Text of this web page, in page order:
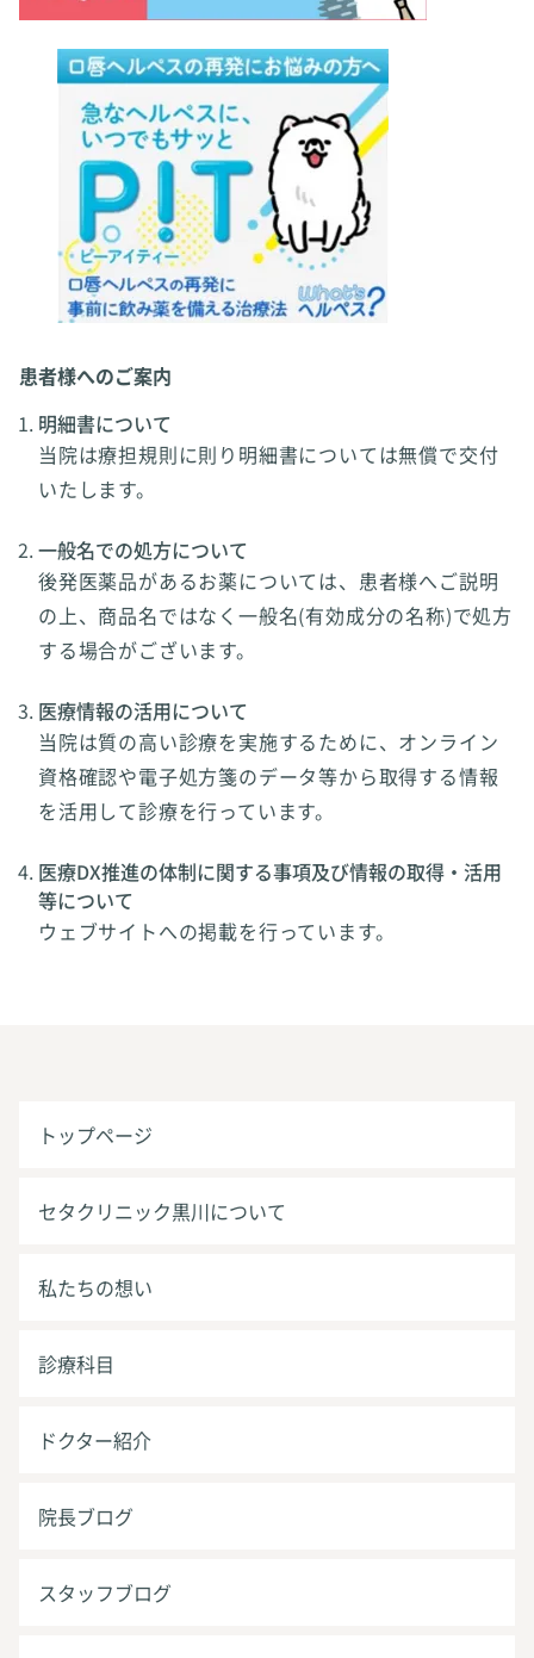
患者様へのご案内
明細書について
当院は療担規則に則り明細書については無償で交付
いたします。
一般名での処方について
後発医薬品があるお薬については、患者様へご説明
の上、商品名ではなく一般名(有効成分の名称)で処方
する場合がございます。
医療情報の活用について
当院は質の高い診療を実施するために、オンライン
資格確認や電子処方箋のデータ等から取得する情報
を活用して診療を行っています。
医療DX推進の体制に関する事項及び情報の取得・活用
等について
ウェブサイトへの掲載を行っています。
トップページ
セタクリニック黒川について
私たちの想い
診療科目
ドクター紹介
院長ブログ
スタッフブログ